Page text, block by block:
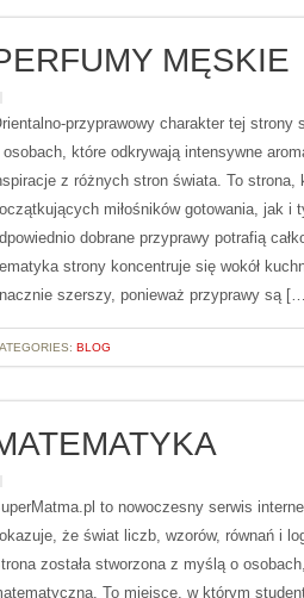
MĘSKIE
przyprawowy charakter tej
osobach, które odkrywają intensywne
z różnych stron świata. To strona,
miłośników gotowania, jak i
dobrane przyprawy potrafią
strony koncentruje się wokół
szerszy, ponieważ przyprawy są
BLOG
to nowoczesny serwis
że świat liczb, wzorów, równań i
została stworzona z myślą o
To miejsce, w którym